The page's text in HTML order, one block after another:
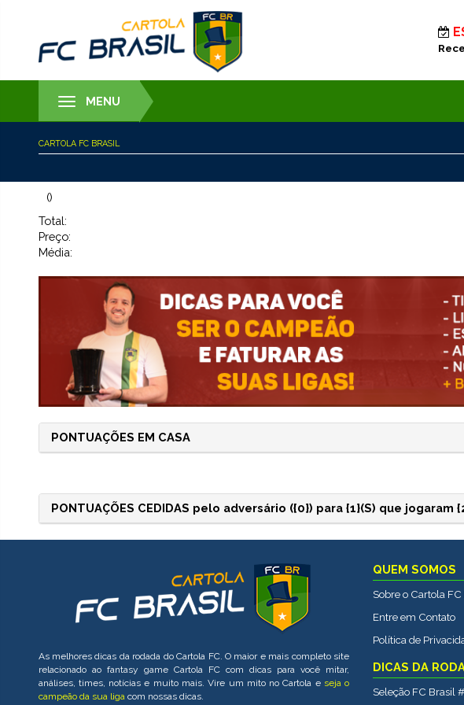
Toggle
navigation
MENU
CARTOLA FC BRASIL
()
Total:
Preço:
Média:
PONTUAÇÕES EM CASA
PONTUAÇÕES CEDIDAS pelo adversário ({0}) para {1}(S) que jogaram
As melhores dicas da rodada do Cartola FC. O maior e mais completo site
relacionado ao fantasy game Cartola FC com dicas para você mitar,
análises, times, notícias e muito mais. Vire um mito no Cartola e seja o
campeão da sua liga com nossas dicas.
QUEM SOMOS
Sobre o Cartola FC
Entre em Contato
Política de
DICAS DA
Seleção FC Brasil